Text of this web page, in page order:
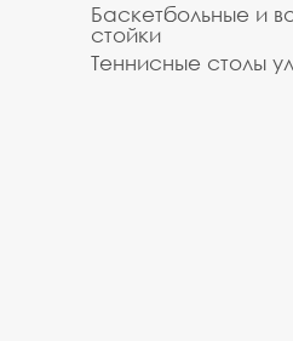
Баскетбольные и
стойки
Теннисные столы